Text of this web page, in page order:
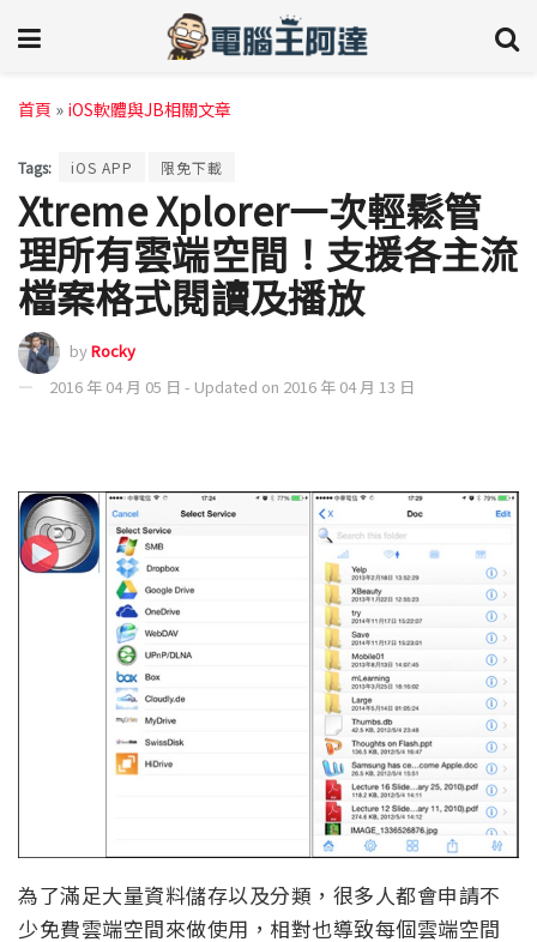
首頁 » iOS軟體與JB相關文章
Tags: iOS APP 限免下載
Xtreme Xplorer一次輕鬆管
理所有雲端空間！支援各主流
檔案格式閱讀及播放
byRocky
2016 年 04 月 05 日 - Updated on 2016 年 04 月 13 日
為了滿足大量資料儲存以及分類，很多人都會申請不
少免費雲端空間來做使用，相對也導致每個雲端空間